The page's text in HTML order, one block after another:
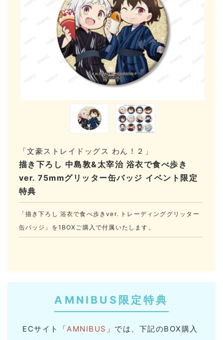
描き下ろし 中島敦&太宰治 浴衣で食べ歩き
ver. 75mmグリッター缶バッジ イベント限定
特典
「文豪ストレイドッグス わん！２」
「描き下ろし 浴衣で食べ歩きver. トレーディンググリッター
缶バッジ」を1BOXご購入で付属いたします。
AMNIBUS限定特典
ECサイト「AMNIBUS 」では、下記のBOX購入